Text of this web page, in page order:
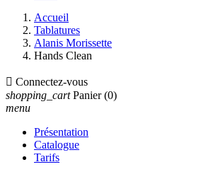
Accueil
Tablatures
Alanis Morissette
Hands Clean
 Connectez-vous
shopping_cart Panier (0)
menu
Présentation
Catalogue
Tarifs